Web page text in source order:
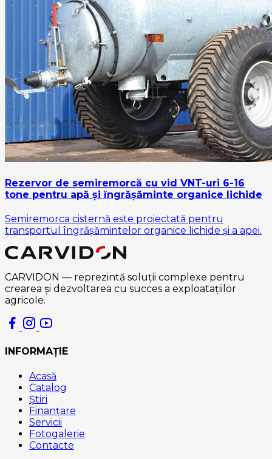
Rezervor de semiremorcă cu vid VNT-uri 6-16
tone pentru apă și îngrășăminte organice lichide
Semiremorca cisternă este proiectată pentru
transportul îngrășămintelor organice lichide și a apei.
CARVIDON — reprezintă soluții complexe pentru
crearea și dezvoltarea cu succes a exploatațiilor
agricole.
INFORMAȚIE
Acasă
Catalog
Știri
Finanțare
Servicii
Fotogalerie
Contacte